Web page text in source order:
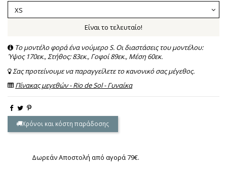
Είναι το τελευταίο!
Το μοντέλο φορά ένα νούμερο S. Οι διαστάσεις του μοντέλου:
Ύψος 170εκ., Στήθος: 83εκ., Γοφοί 89εκ., Μέση 60εκ.
Σας προτείνουμε να παραγγείλετε το κανονικό σας μέγεθος.
Πίνακας μεγεθών - Rio de Sol - Γυναίκα
Χρόνοι και κόστη παράδοσης
Δωρεάν Αποστολή από αγορά 79€.